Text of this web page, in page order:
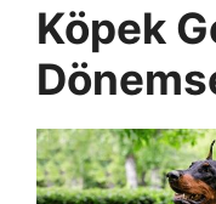
Köpek